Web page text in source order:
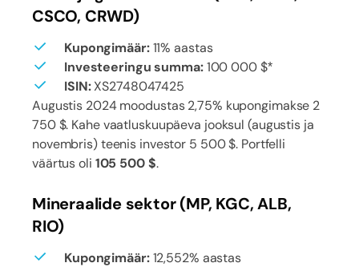
CSCO, CRWD)
Kupongimäär:11% aastas
Investeeringu summa:100 000 $*
ISIN:XS2748047425
Augustis 2024 moodustas 2,75% kupongimakse 2
750 $. Kahe vaatluskuupäeva jooksul (augustis ja
novembris) teenis investor 5 500 $. Portfelli
väärtus oli 105 500 $.
Mineraalide sektor (MP, KGC, ALB,
RIO)
Kupongimäär:12,552% aastas